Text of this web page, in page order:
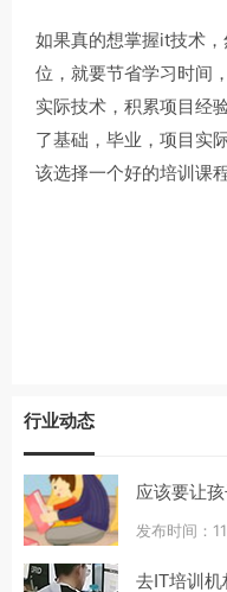
如果真的想掌握it技术
位，就要节省学习时间
实际技术，积累项目经
了基础，毕业，项目实
该选择一个好的培训课程
行业动态
应该要让
发布时间：
去IT培训机